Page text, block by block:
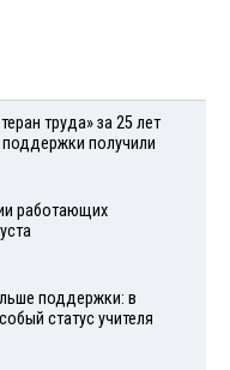
труда» за 25 лет
получили
работающих
поддержки: в
статус учителя